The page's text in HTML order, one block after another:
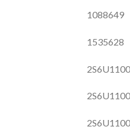
1088649
1535628